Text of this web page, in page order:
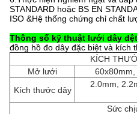
STANDARD hoặc BS EN
ISO &Hệ thống chứng chỉ chất
Thông số kỹ thuật lưới dây
đồng hồ đo dây đặc biệt và kích
KÍCH
Mở lưới
Kích thước dây
2.0mm,
Sức